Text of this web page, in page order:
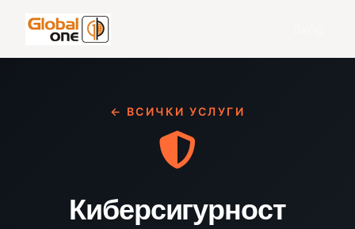
← ВСИЧКИ УСЛУГИ
Киберсигурност